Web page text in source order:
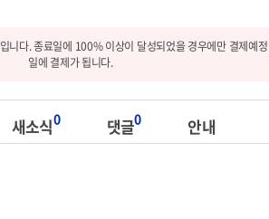
입니다. 종료일에 100% 이상이 달성되었을 경우에만 결제예정
일에 결제가 됩니다.
새소식0 댓글0 안내